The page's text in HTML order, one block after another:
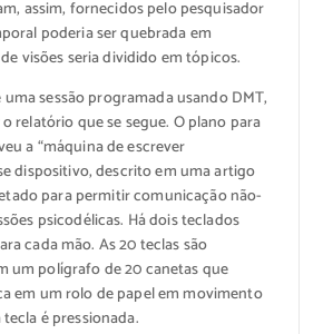
assim, fornecidos pelo pesquisador
poderia ser quebrada em
visões seria dividido em tópicos.
sessão programada usando DMT,
relatório que se segue. O plano para
a “máquina de escrever
dispositivo, descrito em uma artigo
para permitir comunicação não-
psicodélicas. Há dois teclados
cada mão. As 20 teclas são
um polígrafo de 20 canetas que
em um rolo de papel em movimento
é pressionada.